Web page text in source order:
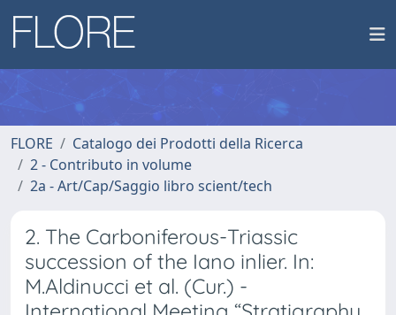
FLORE
Catalogo dei Prodotti della Ricerca
2 - Contributo in volume
2a - Art/Cap/Saggio libro scient/tech
2. The Carboniferous-Triassic
succession of the Iano inlier. In:
M.Aldinucci et al. (Cur.) -